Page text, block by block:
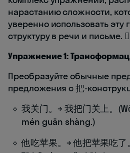
нарастанию сложности,
уверенно использовать
структуру в речи и письме.
Упражнение 1:
Преобразуйте обычные
предложения с 把-
我关门。→ 我把门关上。
mén guān shàng.)
他吃苹果。→ 他把苹果吃